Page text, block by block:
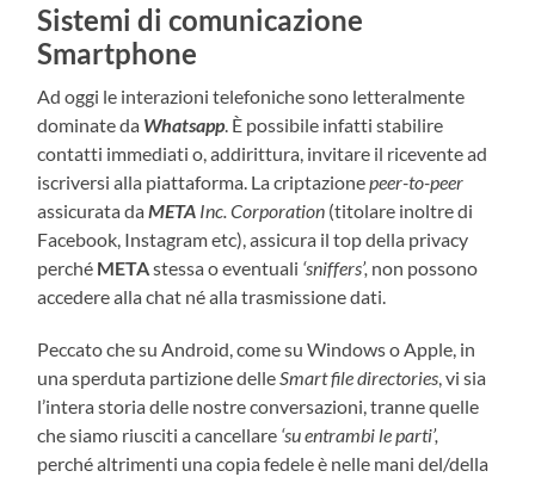
Sistemi di comunicazione
Smartphone
Ad oggi le interazioni telefoniche sono letteralmente
dominate da Whatsapp. È possibile infatti stabilire
contatti immediati o, addirittura, invitare il ricevente ad
iscriversi alla piattaforma. La criptazionepeer-to-peer
assicurata daMETA Inc. Corporation (titolare inoltre di
Facebook, Instagram etc), assicura il top della privacy
perché METAstessa o eventuali ‘sniffers’, non possono
accedere alla chat né alla trasmissione dati.
Peccato che su Android, come su Windows o Apple, in
una sperduta partizione delleSmart file directories, vi sia
l’intera storia delle nostre conversazioni, tranne quelle
che siamo riusciti a cancellare ‘su entrambi le parti’,
perché altrimenti una copia fedele è nelle mani del/della